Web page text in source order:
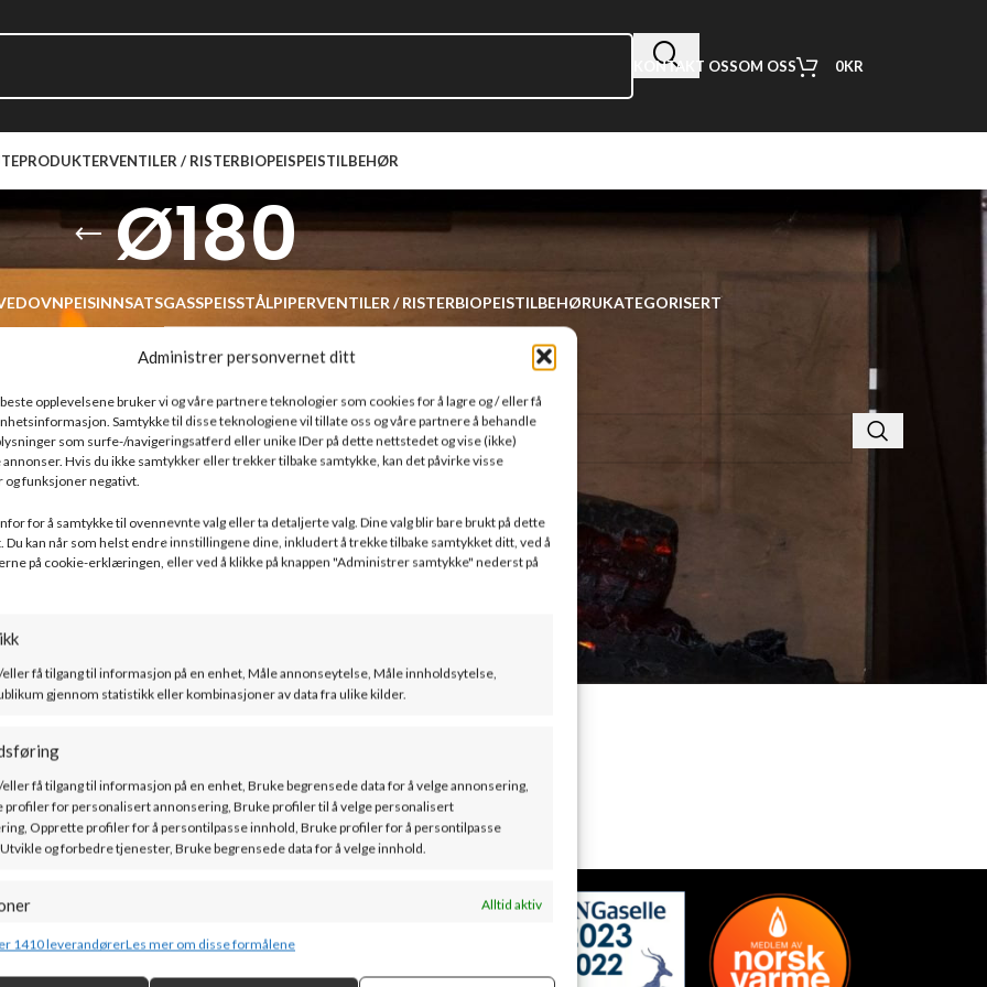
Administrer personvernet ditt
beste opplevelsene bruker vi og våre partnere teknologier som cookies for å lagre og / eller få
Samtykke til disse teknologiene vil tillate oss og våre partnere å behandle
som surfe-/navigeringsatferd eller unike IDer på dette nettstedet og vise (ikke)
Hvis du ikke samtykker eller trekker tilbake samtykke, kan det påvirke visse
funksjoner negativt.
for å samtykke til ovennevnte valg eller ta detaljerte valg. Dine valg blir bare brukt på dette
kan når som helst endre innstillingene dine, inkludert å trekke tilbake samtykket ditt, ved å
på cookie-erklæringen, eller ved å klikke på knappen "Administrer samtykke" nederst på
eller få tilgang til informasjon på en enhet, Måle annonseytelse, Måle innholdsytelse,
gjennom statistikk eller kombinasjoner av data fra ulike kilder.
eller få tilgang til informasjon på en enhet, Bruke begrensede data for å velge annonsering,
profiler for personalisert annonsering, Bruke profiler til å velge personalisert
Opprette profiler for å persontilpasse innhold, Bruke profiler for å persontilpasse
og forbedre tjenester, Bruke begrensede data for å velge innhold.
Alltid aktiv
kombinere data fra andre datakilder, Koble forskjellige enheter, Identifisere
1410 leverandørerLes mer om disse formålene
KONTAKT OSSOM OSS 0KR
VENTILER / RISTERBIOPEISPEISTILBEHØR
Ø180
PEISINNSATSGASSPEISSTÅLPIPERVENTILER / RISTERBIOPEISTILBEHØRUKATEGORISERT
som passet med valgene dine.